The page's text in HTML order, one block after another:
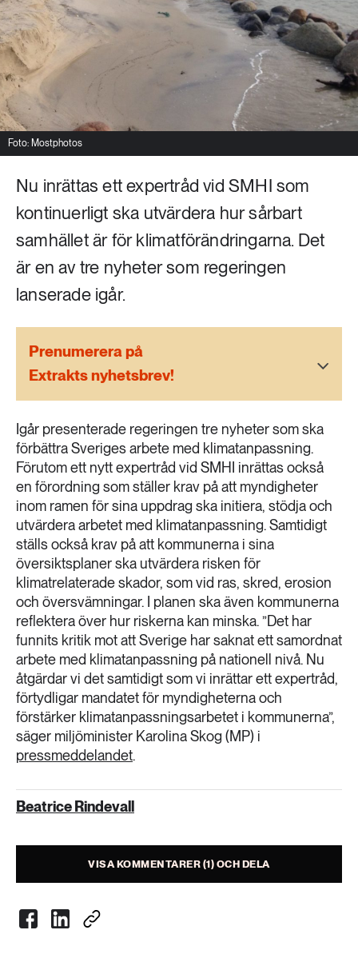
Mat & jordbruk
Skog
Social hållbarhet
Transport
Vatten
252 ARTIKLAR
Landsbygd
939 ARTIKLAR
Livsstil & konsumtion
Mat & jordbruk
262 ARTIKLAR
Skog
360 ARTIKLAR
Transport
473 ARTIKLAR
Vatten
Foto: Mostphotos
Nu inrättas ett expertråd vid SMHI som
kontinuerligt ska utvärdera hur sårbart
samhället är för klimatförändringarna. Det
är en av tre nyheter som regeringen
lanserade igår.
Prenumerera på
Extrakts nyhetsbrev!
Igår presenterade regeringen tre nyheter som ska
förbättra Sveriges arbete med klimatanpassning.
Förutom ett nytt expertråd vid SMHI inrättas också
en förordning som ställer krav på att myndigheter
inom ramen för sina uppdrag ska initiera, stödja och
utvärdera arbetet med klimatanpassning. Samtidigt
ställs också krav på att kommunerna i sina
översiktsplaner ska utvärdera risken för
klimatrelaterade skador, som vid ras, skred, erosion
och översvämningar. I planen ska även kommunerna
reflektera över hur riskerna kan minska. ”Det har
funnits kritik mot att Sverige har saknat ett samordnat
arbete med klimatanpassning på nationell nivå. Nu
åtgärdar vi det samtidigt som vi inrättar ett expertråd,
förtydligar mandatet för myndigheterna och
förstärker klimatanpassningsarbetet i kommunerna”,
säger miljöminister Karolina Skog (MP) i
pressmeddelandet.
Beatrice Rindevall
VISA KOMMENTARER (1) OCH DELA